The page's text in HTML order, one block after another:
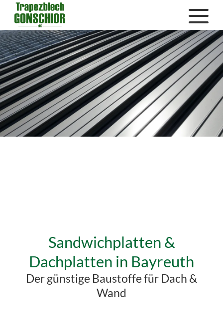
Sandwichplatten &
Dachplatten in Bayreuth
Der günstige Baustoffe für Dach &
Wand